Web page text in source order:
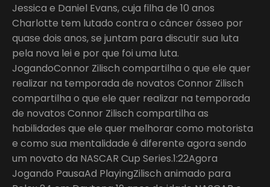
Jessica e Daniel Evans, cuja filha de 10 anos
Charlotte tem lutado contra o câncer ósseo por
quase dois anos, se juntam para discutir sua luta
pela nova lei e por que foi uma luta.
JogandoConnor Zilisch compartilha o que ele quer
realizar na temporada de novatos Connor Zilisch
compartilha o que ele quer realizar na temporada
de novatos Connor Zilisch compartilha as
habilidades que ele quer melhorar como motorista
e como sua mentalidade é diferente agora sendo
um novato da NASCAR Cup Series.1:22Agora
Jogando PausaAd PlayingZilisch animado para